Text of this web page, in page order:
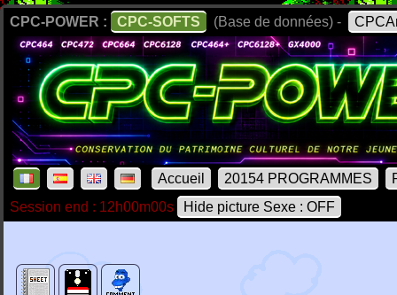
CPC-POWER : CPC-SOFTS (Base de données) -
Accueil 20154 PROGRAMMES
Session end : 12h00m00s
Hide picture Sexe : OFF